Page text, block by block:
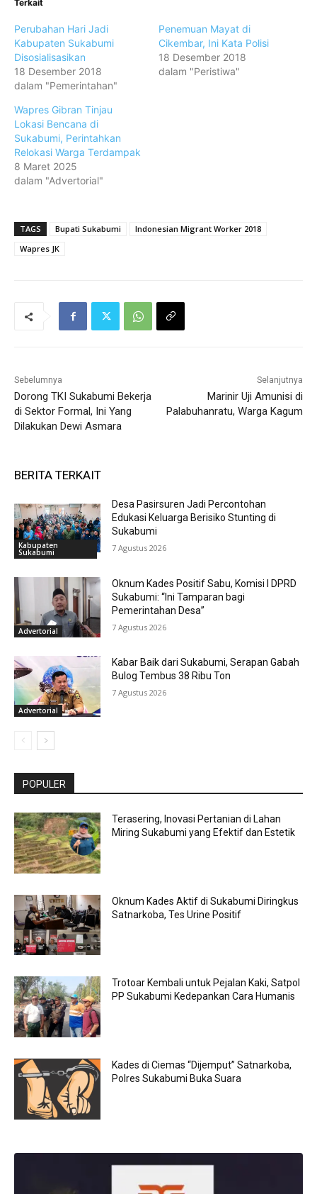
Terkait
Perubahan Hari Jadi
Kabupaten Sukabumi
Disosialisasikan
18 Desember 2018
dalam "Pemerintahan"
Penemuan Mayat di
Cikembar, Ini Kata Polisi
18 Desember 2018
dalam "Peristiwa"
Wapres Gibran Tinjau
Lokasi Bencana di
Sukabumi, Perintahkan
Relokasi Warga Terdampak
8 Maret 2025
dalam "Advertorial"
TAGS Bupati Sukabumi
Indonesian Migrant Worker 2018
Wapres JK
Sebelumnya
Dorong TKI Sukabumi Bekerja
di Sektor Formal, Ini Yang
Dilakukan Dewi Asmara
Selanjutnya
Marinir Uji Amunisi di
Palabuhanratu, Warga Kagum
BERITA TERKAIT
Kabupaten
Sukabumi
Desa Pasirsuren Jadi Percontohan
Edukasi Keluarga Berisiko Stunting di
Sukabumi
7 Agustus 2026
Advertorial
Oknum Kades Positif Sabu, Komisi I DPRD
Sukabumi: “Ini Tamparan bagi
Pemerintahan Desa”
7 Agustus 2026
Advertorial
Kabar Baik dari Sukabumi, Serapan Gabah
Bulog Tembus 38 Ribu Ton
7 Agustus 2026
POPULER
Terasering, Inovasi Pertanian di Lahan
Miring Sukabumi yang Efektif dan Estetik
Oknum Kades Aktif di Sukabumi Diringkus
Satnarkoba, Tes Urine Positif
Trotoar Kembali untuk Pejalan Kaki, Satpol
PP Sukabumi Kedepankan Cara Humanis
Kades di Ciemas “Dijemput” Satnarkoba,
Polres Sukabumi Buka Suara